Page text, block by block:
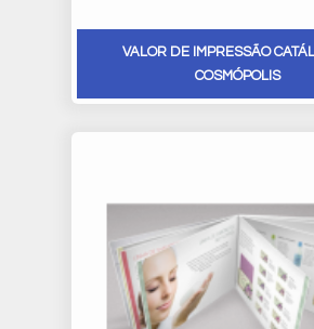
VALOR DE IMPRESSÃO
COSMÓPOLIS